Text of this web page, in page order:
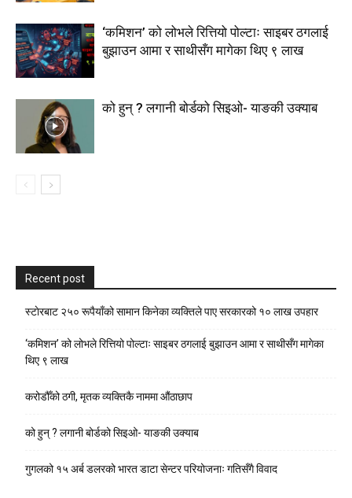
‘कमिशन’ को लोभले रित्तियो पोल्टाः साइबर ठगलाई
बुझाउन आमा र साथीसँग मागेका थिए ९ लाख
को हुन् ? लगानी बोर्डको सिइओ- याङकी उक्याब
Recent post
स्टाेरबाट २५० रूपैयाँको सामान किनेका व्यक्तिले पाए सरकारको १० लाख उपहार
‘कमिशन’ को लोभले रित्तियो पोल्टाः साइबर ठगलाई बुझाउन आमा र साथीसँग मागेका
थिए ९ लाख
करोडौँको ठगी, मृतक व्यक्तिकै नाममा औंठाछाप
को हुन् ? लगानी बोर्डको सिइओ- याङकी उक्याब
गुगलको १५ अर्ब डलरको भारत डाटा सेन्टर परियोजनाः गतिसँगै विवाद